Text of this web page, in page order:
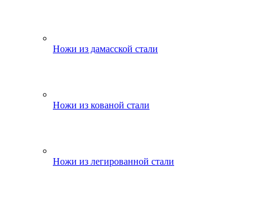
Ножи из дамасской стали
Ножи из кованой стали
Ножи из легированной стали